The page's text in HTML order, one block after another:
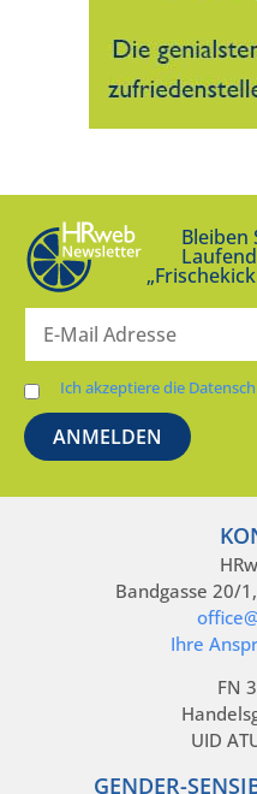
Bleiben
Ich akzeptiere die
Bandgasse 20/
Ihre
FN
UID
GENDER-